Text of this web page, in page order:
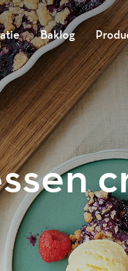
Baklog